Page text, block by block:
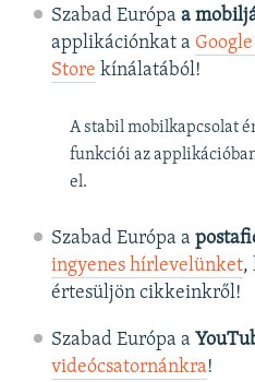
Szabad Európa a
applikációnkat a
Store kínálatából!
A stabil mobilkapcsolat
funkciói az
el.
Szabad Európa a
ingyenes hírlevelünket,
értesüljön cikkeinkről!
Szabad Európa a
videócsatornánkra!